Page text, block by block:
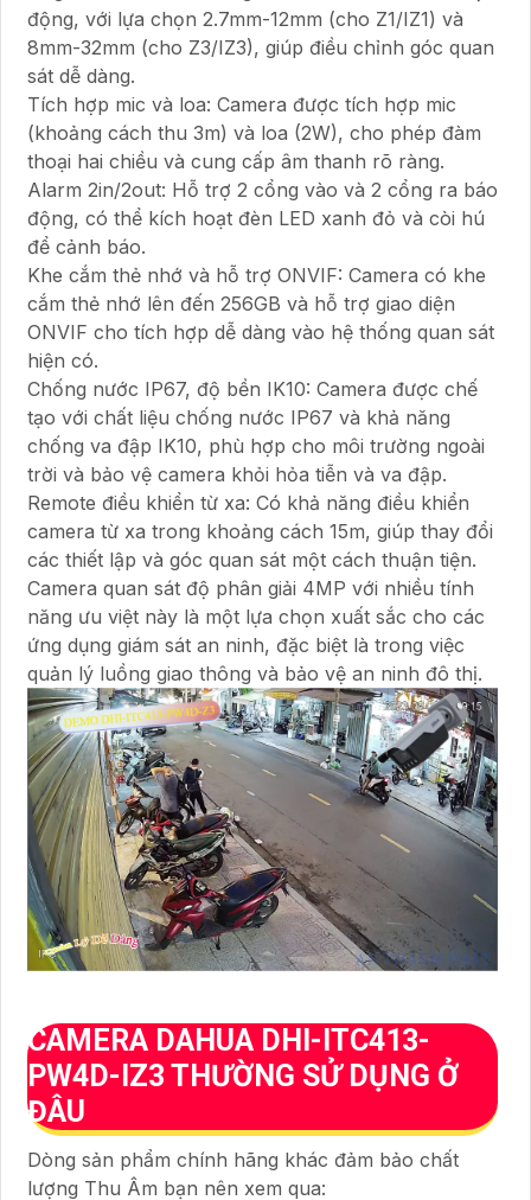
động, với lựa chọn 2.7mm-12mm (cho Z1/IZ1) và
8mm-32mm (cho Z3/IZ3), giúp điều chỉnh góc quan
sát dễ dàng.
Tích hợp mic và loa: Camera được tích hợp mic
(khoảng cách thu 3m) và loa (2W), cho phép đàm
thoại hai chiều và cung cấp âm thanh rõ ràng.
Alarm 2in/2out: Hỗ trợ 2 cổng vào và 2 cổng ra báo
động, có thể kích hoạt đèn LED xanh đỏ và còi hú
để cảnh báo.
Khe cắm thẻ nhớ và hỗ trợ ONVIF: Camera có khe
cắm thẻ nhớ lên đến 256GB và hỗ trợ giao diện
ONVIF cho tích hợp dễ dàng vào hệ thống quan sát
hiện có.
Chống nước IP67, độ bền IK10: Camera được chế
tạo với chất liệu chống nước IP67 và khả năng
chống va đập IK10, phù hợp cho môi trường ngoài
trời và bảo vệ camera khỏi hỏa tiễn và va đập.
Remote điều khiển từ xa: Có khả năng điều khiển
camera từ xa trong khoảng cách 15m, giúp thay đổi
các thiết lập và góc quan sát một cách thuận tiện.
Camera quan sát độ phân giải 4MP với nhiều tính
năng ưu việt này là một lựa chọn xuất sắc cho các
ứng dụng giám sát an ninh, đặc biệt là trong việc
quản lý luồng giao thông và bảo vệ an ninh đô thị.
CAMERA DAHUA DHI-ITC413-
PW4D-IZ3 THƯỜNG SỬ DỤNG Ở
ĐÂU
Dòng sản phẩm chính hãng khác đảm bảo chất
lượng Thu Âm bạn nên xem qua: